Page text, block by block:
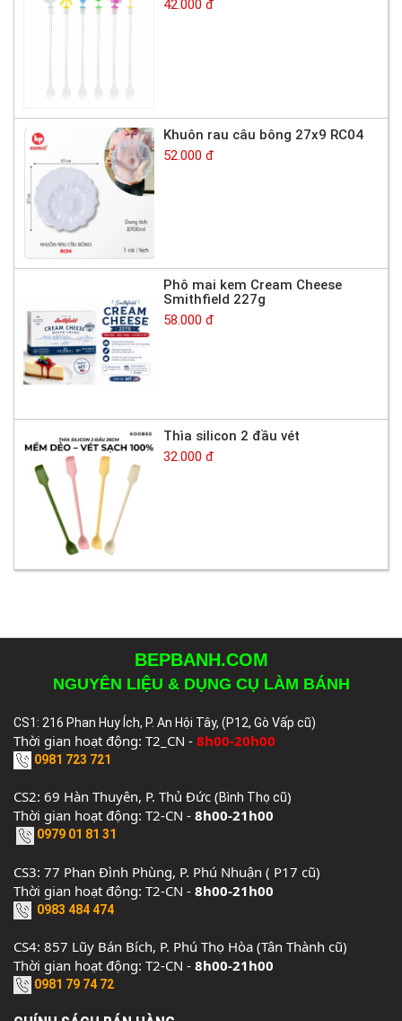
42.000 đ
Khuôn rau câu bông 27x9 RC04
52.000 đ
Phô mai kem Cream Cheese
Smithfield 227g
58.000 đ
Thìa silicon 2 đầu vét
32.000 đ
BEPBANH.COM
NGUYÊN LIỆU & DỤNG CỤ LÀM BÁNH
CS1: 216 Phan Huy Ích, P. An Hội Tây, (P12, Gò Vấp cũ)
Thời gian hoạt động: T2_CN - 8h00-20h00
0981 723 721
CS2: 69 Hàn Thuyên, P. Thủ Đức (Bình Thọ cũ)
Thời gian hoạt động: T2-CN - 8h00-21h00
0979 01 81 31
CS3: 77 Phan Đình Phùng, P. Phú Nhuận ( P17 cũ)
Thời gian hoạt động: T2-CN - 8h00-21h00
0983 484 474
CS4: 857 Lũy Bán Bích, P. Phú Thọ Hòa (Tân Thành cũ)
Thời gian hoạt động: T2-CN - 8h00-21h00
0981 79 74 72